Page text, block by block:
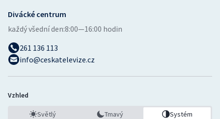
Divácké centrum
každý všední den:8:00—16:00 hodin
261 136 113
info@ceskatelevize.cz
Vzhled
Světlý Tmavý Systém